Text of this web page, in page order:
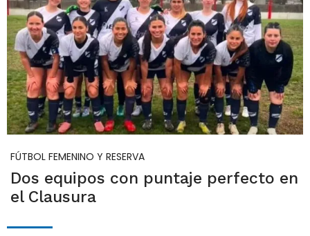
FÚTBOL FEMENINO Y RESERVA
Dos equipos con puntaje perfecto en
el Clausura